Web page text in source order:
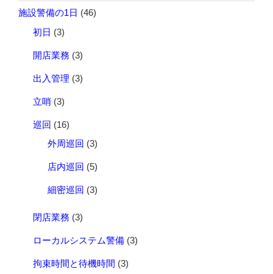
施設警備の1日 (46)
初日 (3)
開店業務 (3)
出入管理 (3)
立哨 (3)
巡回 (16)
外周巡回 (3)
店内巡回 (5)
細密巡回 (3)
閉店業務 (3)
ローカルシステム警備 (3)
拘束時間と待機時間 (3)